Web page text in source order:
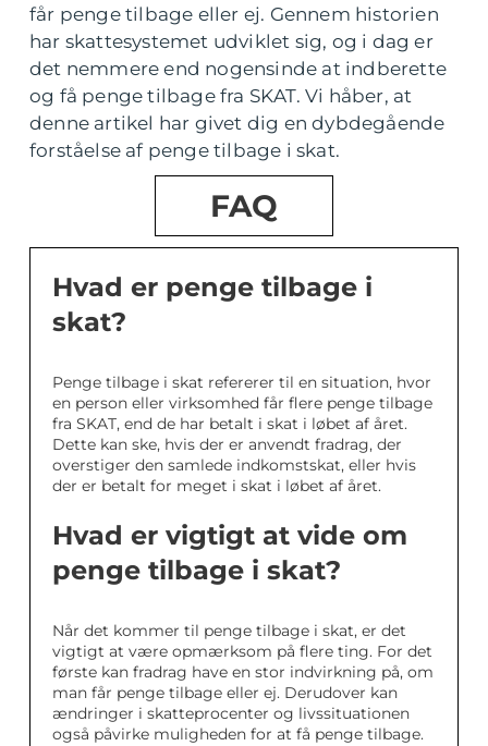
får penge tilbage eller ej. Gennem historien
har skattesystemet udviklet sig, og i dag er
det nemmere end nogensinde at indberette
og få penge tilbage fra SKAT. Vi håber, at
denne artikel har givet dig en dybdegående
forståelse af penge tilbage i skat.
FAQ
Hvad er penge tilbage i
skat?
Penge tilbage i skat refererer til en situation, hvor
en person eller virksomhed får flere penge tilbage
fra SKAT, end de har betalt i skat i løbet af året.
Dette kan ske, hvis der er anvendt fradrag, der
overstiger den samlede indkomstskat, eller hvis
der er betalt for meget i skat i løbet af året.
Hvad er vigtigt at vide om
penge tilbage i skat?
Når det kommer til penge tilbage i skat, er det
vigtigt at være opmærksom på flere ting. For det
første kan fradrag have en stor indvirkning på, om
man får penge tilbage eller ej. Derudover kan
ændringer i skatteprocenter og livssituationen
også påvirke muligheden for at få penge tilbage.